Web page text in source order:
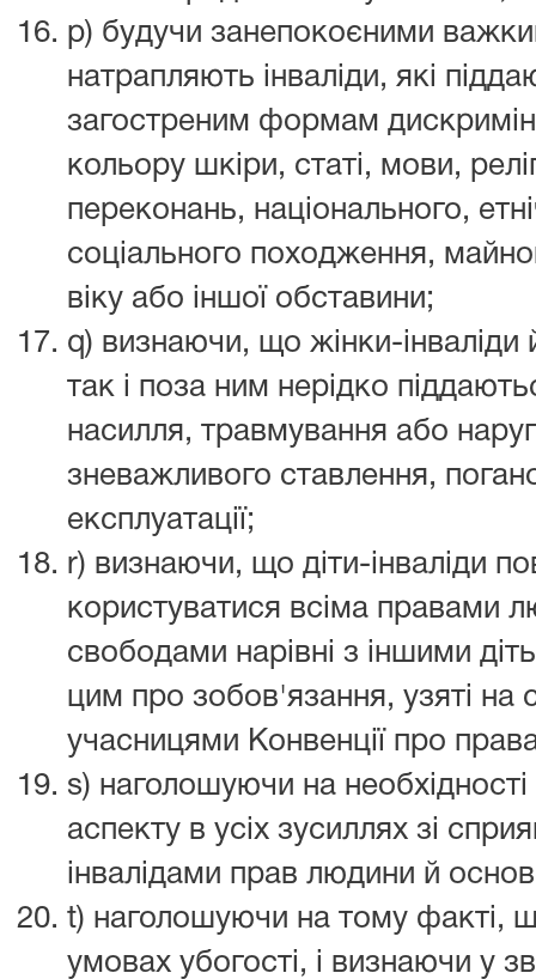
p) будучи занепокоєними
натрапляють інваліди, які
загостреним формам
кольору шкіри, статі, мови,
переконань, національного,
соціального походження,
віку або іншої обставини;
q) визнаючи, що жінки-інваліди
так і поза ним нерідко
насилля, травмування або
зневажливого ставлення,
експлуатації;
r) визнаючи, що діти-інваліди
користуватися всіма правами
свободами нарівні з іншими
цим про зобов'язання, узяті
учасницями Конвенції про
s) наголошуючи на
аспекту в усіх зусиллях зі
інвалідами прав людини й
t) наголошуючи на тому факті,
умовах убогості, і визнаючи у